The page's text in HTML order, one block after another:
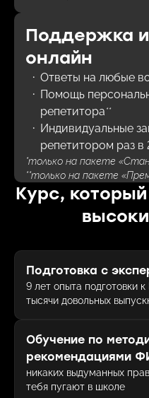
Поддержка
онлайн
Ответы на любые
Помощь
репетитора**
Индивидуальные
репетитором раз в
*только на пакете
**только на пакете
Курс,
Подготовка с
9 лет опыта подготовки
тысячи довольных
Обучение по
рекомендациями
никаких выдуманных
тебя пугают в школе